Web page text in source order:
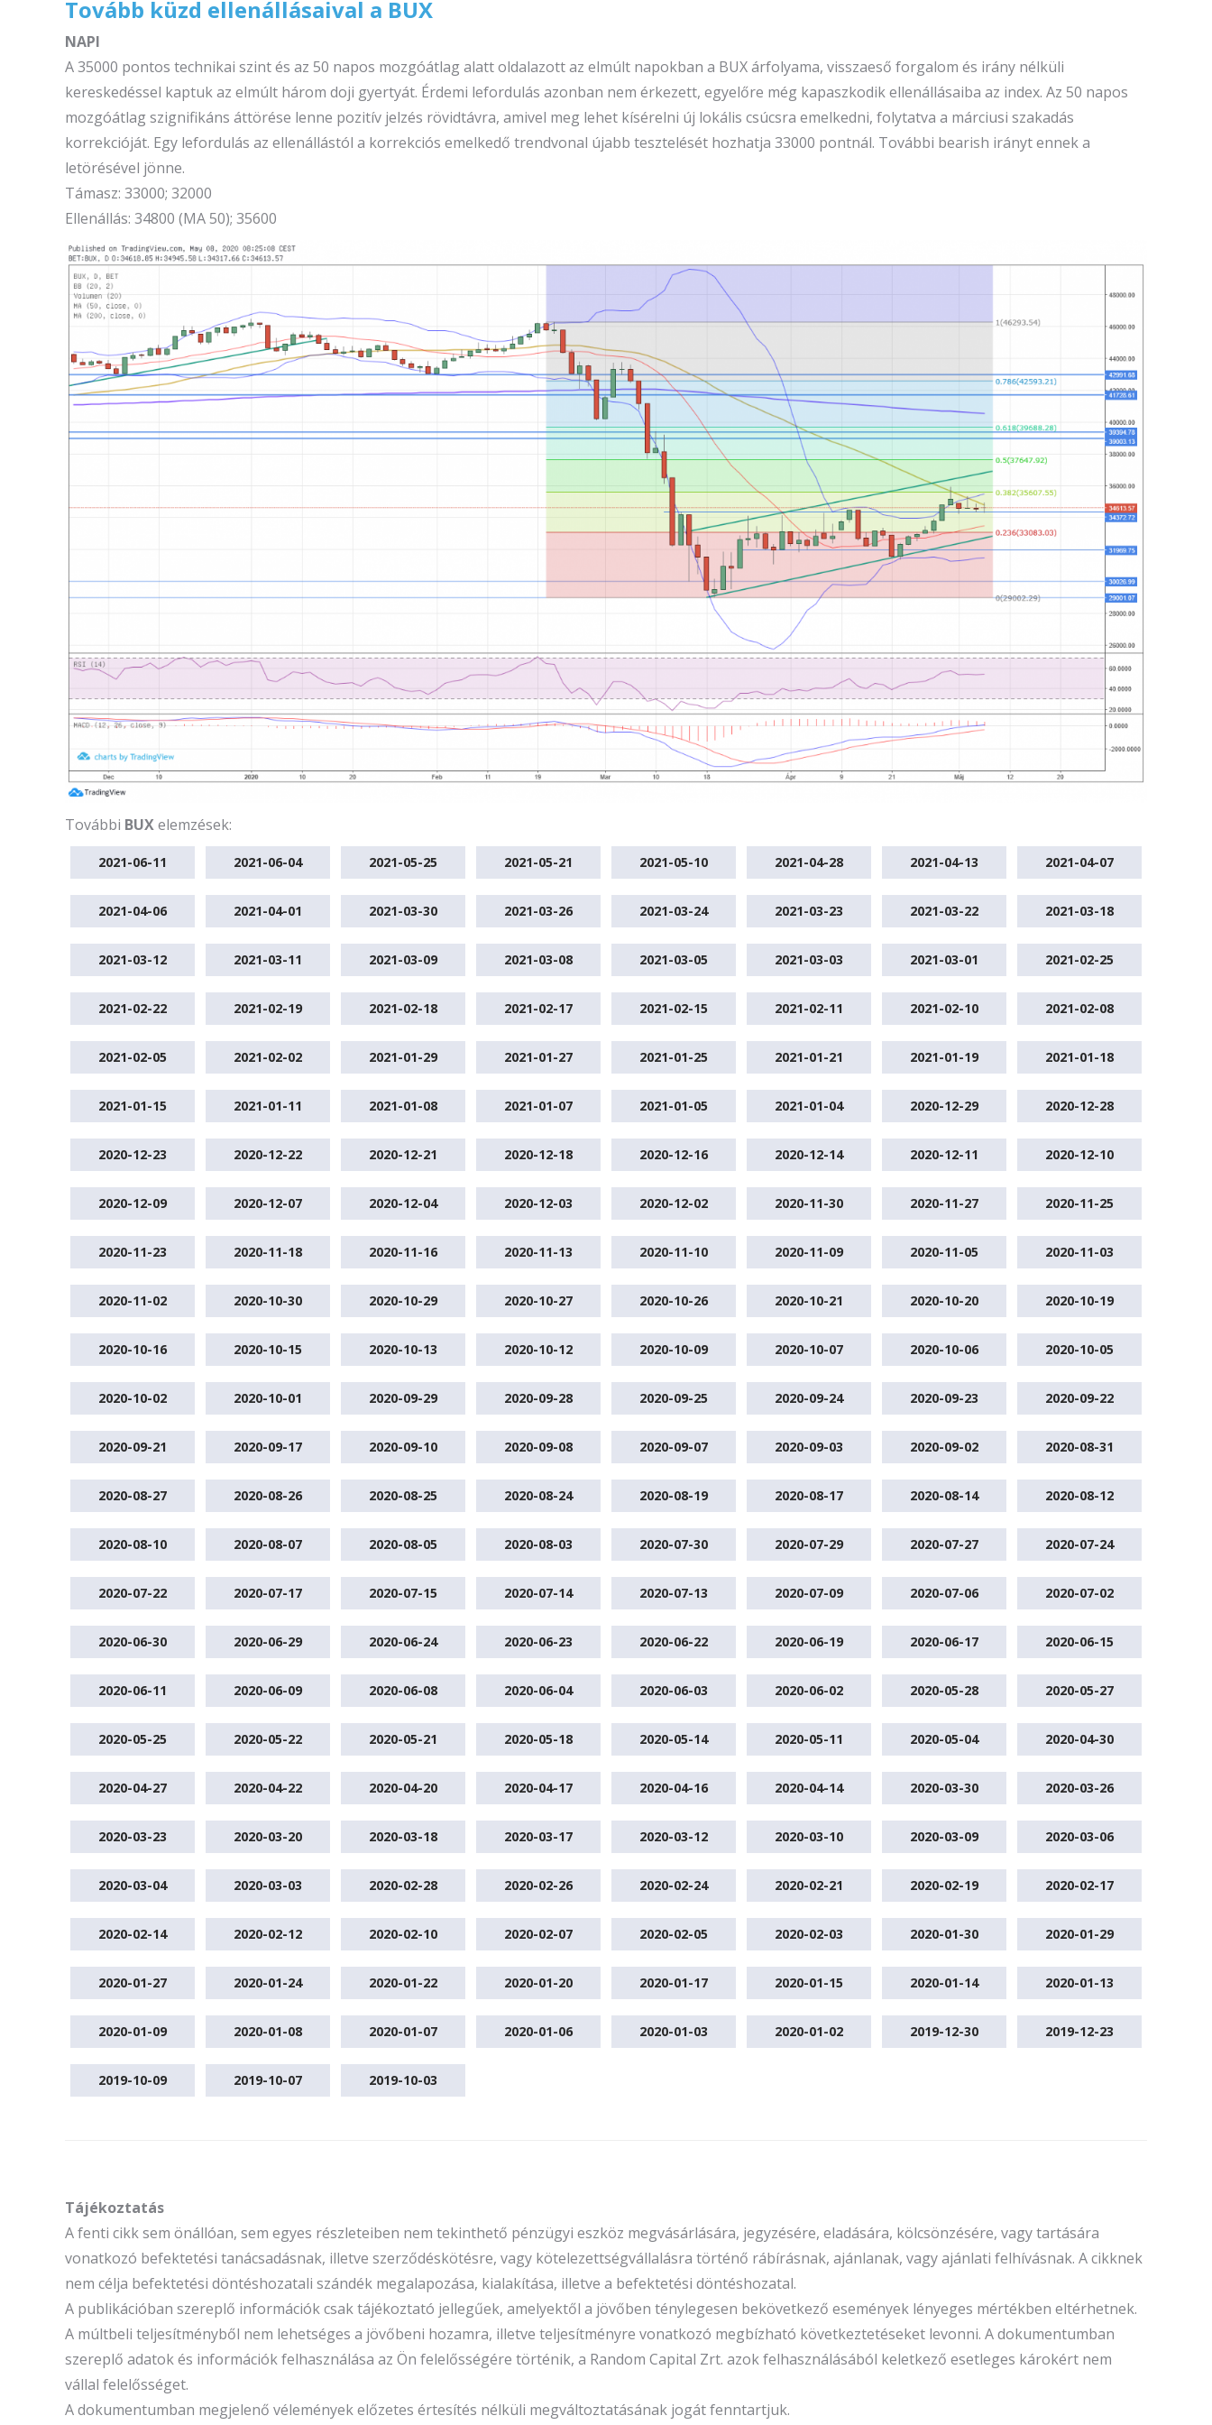
Tovább küzd ellenállásaival a BUX
NAPI
A 35000 pontos technikai szint és az 50 napos mozgóátlag alatt oldalazott az elmúlt napokban a BUX árfolyama, visszaeső forgalom és irány nélküli
kereskedéssel kaptuk az elmúlt három doji gyertyát. Érdemi lefordulás azonban nem érkezett, egyelőre még kapaszkodik ellenállásaiba az index. Az 50 napos
mozgóátlag szignifikáns áttörése lenne pozitív jelzés rövidtávra, amivel meg lehet kísérelni új lokális csúcsra emelkedni, folytatva a márciusi szakadás
korrekcióját. Egy lefordulás az ellenállástól a korrekciós emelkedő trendvonal újabb tesztelését hozhatja 33000 pontnál. További bearish irányt ennek a
letörésével jönne.
Támasz: 33000; 32000
Ellenállás: 34800 (MA 50); 35600
További BUXelemzések:
2021-06-11 2021-06-04 2021-05-25 2021-05-21 2021-05-10 2021-04-28 2021-04-13 2021-04-07
2021-04-06 2021-04-01 2021-03-30 2021-03-26 2021-03-24 2021-03-23 2021-03-22 2021-03-18
2021-03-12 2021-03-11 2021-03-09 2021-03-08 2021-03-05 2021-03-03 2021-03-01 2021-02-25
2021-02-22 2021-02-19 2021-02-18 2021-02-17 2021-02-15 2021-02-11 2021-02-10 2021-02-08
2021-02-05 2021-02-02 2021-01-29 2021-01-27 2021-01-25 2021-01-21 2021-01-19 2021-01-18
2021-01-15 2021-01-11 2021-01-08 2021-01-07 2021-01-05 2021-01-04 2020-12-29 2020-12-28
2020-12-23 2020-12-22 2020-12-21 2020-12-18 2020-12-16 2020-12-14 2020-12-11 2020-12-10
2020-12-09 2020-12-07 2020-12-04 2020-12-03 2020-12-02 2020-11-30 2020-11-27 2020-11-25
2020-11-23 2020-11-18 2020-11-16 2020-11-13 2020-11-10 2020-11-09 2020-11-05 2020-11-03
2020-11-02 2020-10-30 2020-10-29 2020-10-27 2020-10-26 2020-10-21 2020-10-20 2020-10-19
2020-10-16 2020-10-15 2020-10-13 2020-10-12 2020-10-09 2020-10-07 2020-10-06 2020-10-05
2020-10-02 2020-10-01 2020-09-29 2020-09-28 2020-09-25 2020-09-24 2020-09-23 2020-09-22
2020-09-21 2020-09-17 2020-09-10 2020-09-08 2020-09-07 2020-09-03 2020-09-02 2020-08-31
2020-08-27 2020-08-26 2020-08-25 2020-08-24 2020-08-19 2020-08-17 2020-08-14 2020-08-12
2020-08-10 2020-08-07 2020-08-05 2020-08-03 2020-07-30 2020-07-29 2020-07-27 2020-07-24
2020-07-22 2020-07-17 2020-07-15 2020-07-14 2020-07-13 2020-07-09 2020-07-06 2020-07-02
2020-06-30 2020-06-29 2020-06-24 2020-06-23 2020-06-22 2020-06-19 2020-06-17 2020-06-15
2020-06-11 2020-06-09 2020-06-08 2020-06-04 2020-06-03 2020-06-02 2020-05-28 2020-05-27
2020-05-25 2020-05-22 2020-05-21 2020-05-18 2020-05-14 2020-05-11 2020-05-04 2020-04-30
2020-04-27 2020-04-22 2020-04-20 2020-04-17 2020-04-16 2020-04-14 2020-03-30 2020-03-26
2020-03-23 2020-03-20 2020-03-18 2020-03-17 2020-03-12 2020-03-10 2020-03-09 2020-03-06
2020-03-04 2020-03-03 2020-02-28 2020-02-26 2020-02-24 2020-02-21 2020-02-19 2020-02-17
2020-02-14 2020-02-12 2020-02-10 2020-02-07 2020-02-05 2020-02-03 2020-01-30 2020-01-29
2020-01-27 2020-01-24 2020-01-22 2020-01-20 2020-01-17 2020-01-15 2020-01-14 2020-01-13
2020-01-09 2020-01-08 2020-01-07 2020-01-06 2020-01-03 2020-01-02 2019-12-30 2019-12-23
2019-10-09 2019-10-07 2019-10-03
Tájékoztatás
A fenti cikk sem önállóan, sem egyes részleteiben nem tekinthető pénzügyi eszköz megvásárlására, jegyzésére, eladására, kölcsönzésére, vagy tartására
vonatkozó befektetési tanácsadásnak, illetve szerződéskötésre, vagy kötelezettségvállalásra történő rábírásnak, ajánlanak, vagy ajánlati felhívásnak. A cikknek
nem célja befektetési döntéshozatali szándék megalapozása, kialakítása, illetve a befektetési döntéshozatal.
A publikációban szereplő információk csak tájékoztató jellegűek, amelyektől a jövőben ténylegesen bekövetkező események lényeges mértékben eltérhetnek.
A múltbeli teljesítményből nem lehetséges a jövőbeni hozamra, illetve teljesítményre vonatkozó megbízható következtetéseket levonni. A dokumentumban
szereplő adatok és információk felhasználása az Ön felelősségére történik, a Random Capital Zrt. azok felhasználásából keletkező esetleges károkért nem
vállal felelősséget.
A dokumentumban megjelenő vélemények előzetes értesítés nélküli megváltoztatásának jogát fenntartjuk.